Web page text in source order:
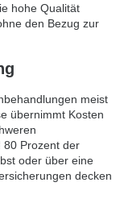
hohe Qualität
den Bezug zur
meist
übernimmt Kosten
80 Prozent der
oder über eine
decken